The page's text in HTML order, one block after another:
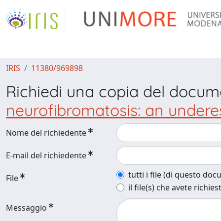
IRIS 11380/969898
Richiedi una copia del
neurofibromatosis: an
Nome del richiedente
E-mail del richiedente
File
tutti i file (di questo
il file(s) che avete
Messaggio